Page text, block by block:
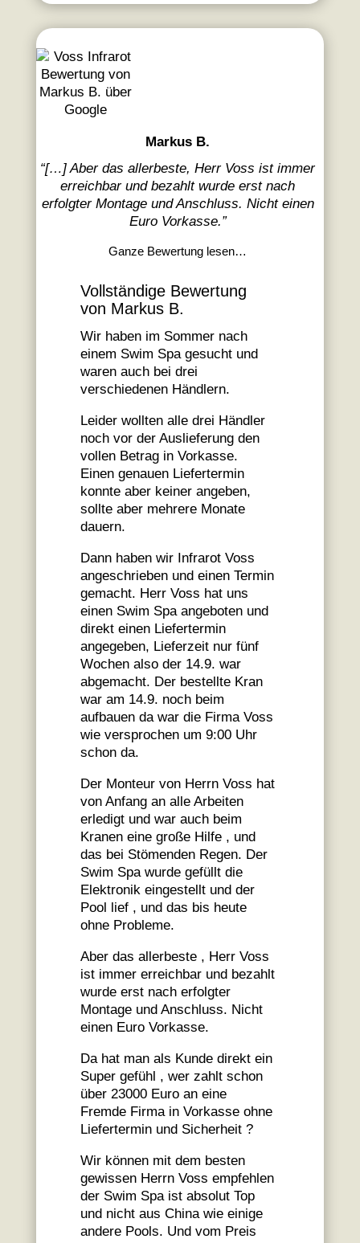
Markus B.
“[…] Aber das allerbeste, Herr Voss ist immer
erreichbar und bezahlt wurde erst nach
erfolgter Montage und Anschluss. Nicht einen
Euro Vorkasse.”
Ganze Bewertung lesen…
Vollständige Bewertung
von Markus B.
Wir haben im Sommer nach
einem Swim Spa gesucht und
waren auch bei drei
verschiedenen Händlern.
Leider wollten alle drei Händler
noch vor der Auslieferung den
vollen Betrag in Vorkasse.
Einen genauen Liefertermin
konnte aber keiner angeben,
sollte aber mehrere Monate
dauern.
Dann haben wir Infrarot Voss
angeschrieben und einen Termin
gemacht. Herr Voss hat uns
einen Swim Spa angeboten und
direkt einen Liefertermin
angegeben, Lieferzeit nur fünf
Wochen also der 14.9. war
abgemacht. Der bestellte Kran
war am 14.9. noch beim
aufbauen da war die Firma Voss
wie versprochen um 9:00 Uhr
schon da.
Der Monteur von Herrn Voss hat
von Anfang an alle Arbeiten
erledigt und war auch beim
Kranen eine große Hilfe , und
das bei Stömenden Regen. Der
Swim Spa wurde gefüllt die
Elektronik eingestellt und der
Pool lief , und das bis heute
ohne Probleme.
Aber das allerbeste , Herr Voss
ist immer erreichbar und bezahlt
wurde erst nach erfolgter
Montage und Anschluss. Nicht
einen Euro Vorkasse.
Da hat man als Kunde direkt ein
Super gefühl , wer zahlt schon
über 23000 Euro an eine
Fremde Firma in Vorkasse ohne
Liefertermin und Sicherheit ?
Wir können mit dem besten
gewissen Herrn Voss empfehlen
der Swim Spa ist absolut Top
und nicht aus China wie einige
andere Pools. Und vom Preis